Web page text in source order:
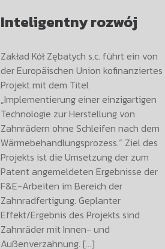
Inteligentny rozwój
Zakład Kół Zębatych s.c. führt ein von
der Europäischen Union kofinanziertes
Projekt mit dem Titel
„Implementierung einer einzigartigen
Technologie zur Herstellung von
Zahnrädern ohne Schleifen nach dem
Wärmebehandlungsprozess.“ Ziel des
Projekts ist die Umsetzung der zum
Patent angemeldeten Ergebnisse der
F&E-Arbeiten im Bereich der
Zahnradfertigung. Geplanter
Effekt/Ergebnis des Projekts sind
Zahnräder mit Innen- und
Außenverzahnung. […]